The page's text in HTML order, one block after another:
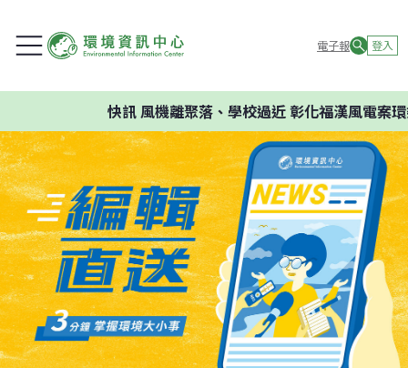
電子報 登入
快訊風機離聚落、學校過近 彰化福漢風電案環